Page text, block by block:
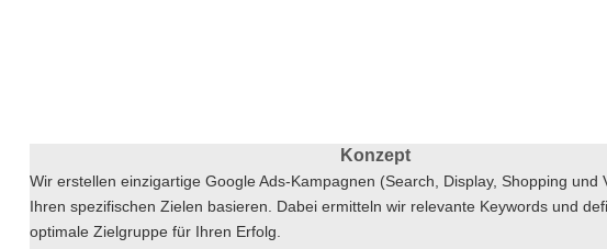
Konzept
Wir erstellen einzigartige Google Ads-Kampagnen (Search, Display, Shopping und
Ihren spezifischen Zielen basieren. Dabei ermitteln wir relevante Keywords und
optimale Zielgruppe für Ihren Erfolg.